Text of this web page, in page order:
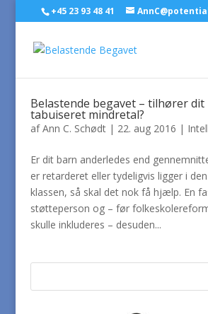
+45 23 93 48 41
Belastende begavet – tilhører
tabuiseret mindretal?
afAnn C. Schødt| 22. aug 2016 |
Er dit barn anderledes end
er retarderet eller tydeligvis ligger i
klassen, så skal det nok få hjælp. En
støtteperson og – før
skulle inkluderes – desuden...